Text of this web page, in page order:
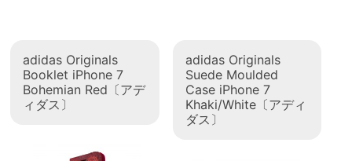
adidas Originals
Booklet iPhone 7
Bohemian Red〔アデ
ィダス〕
adidas Originals
Suede Moulded
Case iPhone 7
Khaki/White〔アディ
ダス〕